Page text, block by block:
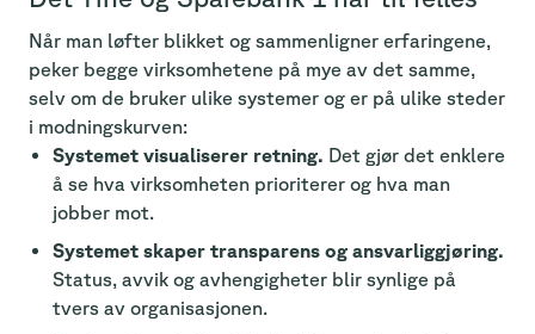
Når man løfter blikket og sammenligner erfaringene,
peker begge virksomhetene på mye av det samme,
selv om de bruker ulike systemer og er på ulike steder
i modningskurven:
Systemet visualiserer retning. Det gjør det enklere
å se hva virksomheten prioriterer og hva man
jobber mot.
Systemet skaper transparens og ansvarliggjøring.
Status, avvik og avhengigheter blir synlige på
tvers av organisasjonen.